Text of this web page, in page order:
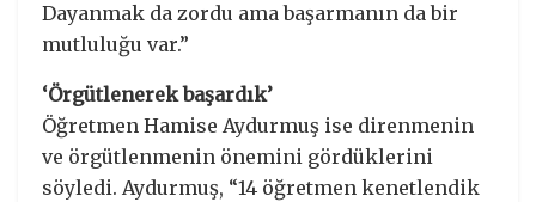
Dayanmak da zordu ama başarmanın da bir
mutluluğu var.”
‘Örgütlenerek başardık’
Öğretmen Hamise Aydurmuş ise direnmenin
ve örgütlenmenin önemini gördüklerini
söyledi. Aydurmuş, “14 öğretmen kenetlendik